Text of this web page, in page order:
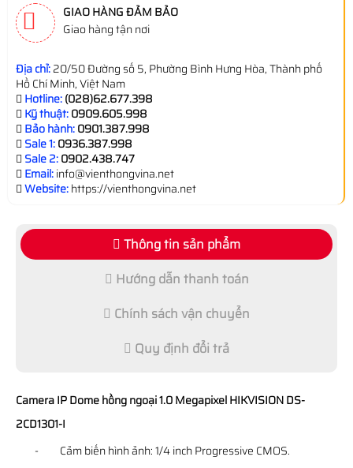
GIAO HÀNG ĐẢM BẢO
Giao hàng tận nơi
Địa chỉ:20/50 Đường số 5, Phường Bình Hưng Hòa, Thành phố
Hồ Chí Minh, Việt Nam
Hotline:(028)62.677.398
Kỹ thuật:0909.605.998
Bảo hành:0901.387.998
Sale 1:0936.387.998
Sale 2:0902.438.747
Email:info@vienthongvina.net
Website:https://vienthongvina.net
Thông tin sản phẩm
Hướng dẫn thanh toán
Chính sách vận chuyển
Quy định đổi trả
Camera IP Dome hồng ngoại 1.0 Megapixel HIKVISION DS-
2CD1301-I
- Cảm biến hình ảnh: 1/4 inch Progressive CMOS.